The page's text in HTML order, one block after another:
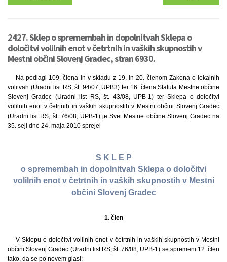
2427. Sklep o spremembah in dopolnitvah Sklepa o
določitvi volilnih enot v četrtnih in vaških skupnostih v
Mestni občini Slovenj Gradec, stran 6930.
Na podlagi 109. člena in v skladu z 19. in 20. členom Zakona o lokalnih
volitvah (Uradni list RS, št. 94/07, UPB3) ter 16. člena Statuta Mestne občine
Slovenj Gradec (Uradni list RS, št. 43/08, UPB-1) ter Sklepa o določitvi
volilnih enot v četrtnih in vaških skupnostih v Mestni občini Slovenj Gradec
(Uradni list RS, št. 76/08, UPB-1) je Svet Mestne občine Slovenj Gradec na
35. seji dne 24. maja 2010 sprejel
S K L E P
o spremembah in dopolnitvah Sklepa o določitvi
volilnih enot v četrtnih in vaških skupnostih v Mestni
občini Slovenj Gradec
1. člen
V Sklepu o določitvi volilnih enot v četrtnih in vaških skupnostih v Mestni
občini Slovenj Gradec (Uradni list RS, št. 76/08, UPB-1) se spremeni 12. člen
tako, da se po novem glasi: